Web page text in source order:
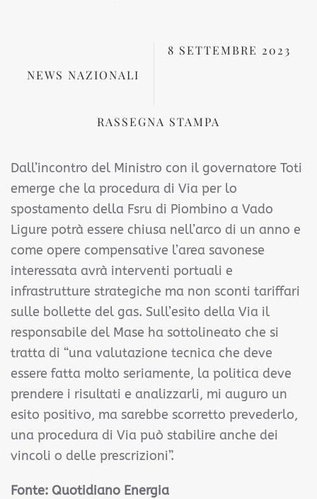
NEWS NAZIONALI
8 SETTEMBRE 2023
RASSEGNA STAMPA
Dall’incontro del Ministro con il governatore Toti
emerge che la procedura di Via per lo
spostamento della Fsru di Piombino a Vado
Ligure potrà essere chiusa nell’arco di un anno e
come opere compensative l’area savonese
interessata avrà interventi portuali e
infrastrutture strategiche ma non sconti tariffari
sulle bollette del gas. Sull’esito della Via il
responsabile del Mase ha sottolineato che si
tratta di “una valutazione tecnica che deve
essere fatta molto seriamente, la politica deve
prendere i risultati e analizzarli, mi auguro un
esito positivo, ma sarebbe scorretto prevederlo,
una procedura di Via può stabilire anche dei
vincoli o delle prescrizioni”.
Fonte: Quotidiano Energia